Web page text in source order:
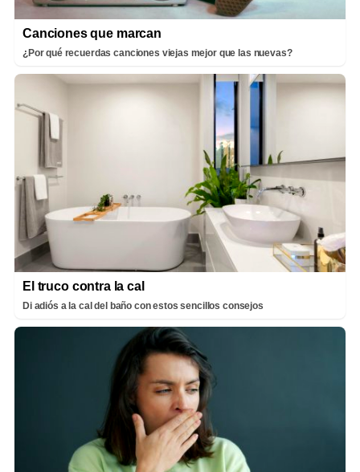
Canciones que marcan
¿Por qué recuerdas canciones viejas mejor que las nuevas?
El truco contra la cal
Di adiós a la cal del baño con estos sencillos consejos